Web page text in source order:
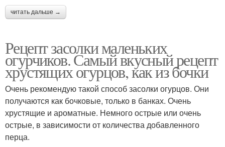
читать дальше →
Рецепт засолки маленьких
огурчиков. Самый вкусный рецепт
хрустящих огурцов, как из бочки
Очень рекомендую такой способ засолки огурцов. Они
получаются как бочковые, только в банках. Очень
хрустящие и ароматные. Немного острые или очень
острые, в зависимости от количества добавленного
перца.